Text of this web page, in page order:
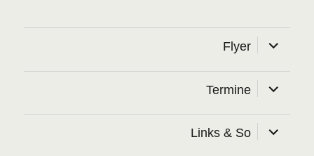
Flyer öffnen
Termine öffnen
Links & So öffnen